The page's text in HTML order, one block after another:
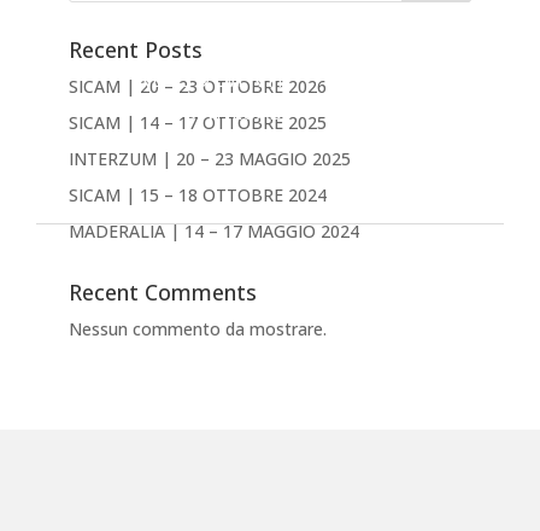
AZIENDA
NEWS & EVENTI
DOWNLOAD
Recent Posts
SICAM | 20 – 23 OTTOBRE 2026
SICAM | 14 – 17 OTTOBRE 2025
INTERZUM | 20 – 23 MAGGIO 2025
SICAM | 15 – 18 OTTOBRE 2024
MADERALIA | 14 – 17 MAGGIO 2024
Recent Comments
Nessun commento da mostrare.